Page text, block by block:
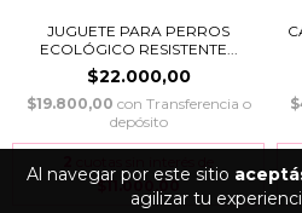
Al navegar por este sitio
agilizar tu
JUGUETE PARA PERROS
ECOLÓGICO RESISTENTE...
$22.000,00
$19.800,00 con Transferencia o
depósito
$11.000,00